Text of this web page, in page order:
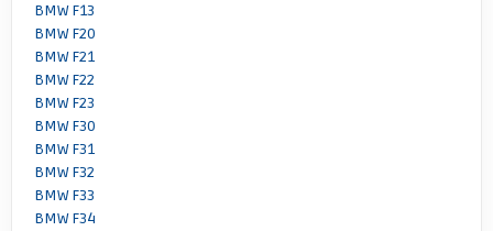
BMW F13
BMW F20
BMW F21
BMW F22
BMW F23
BMW F30
BMW F31
BMW F32
BMW F33
BMW F34